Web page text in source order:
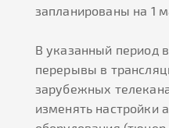
запланированы на 1
В указанный период
перерывы в
зарубежных
изменять настройки